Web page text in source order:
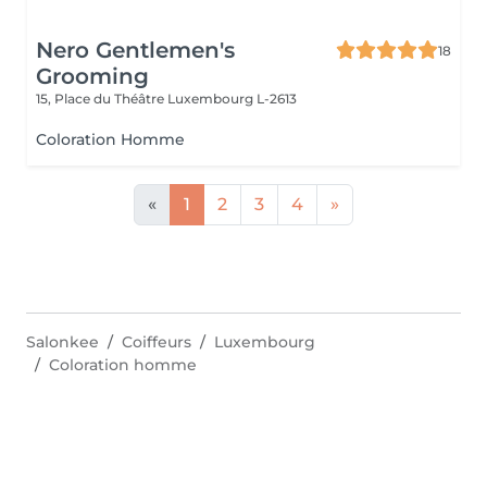
Nero Gentlemen's
Grooming
18
15, Place du Théâtre Luxembourg L-2613
Coloration Homme
« 1 2 3 4 »
Salonkee Coiffeurs
Luxembourg
Coloration homme